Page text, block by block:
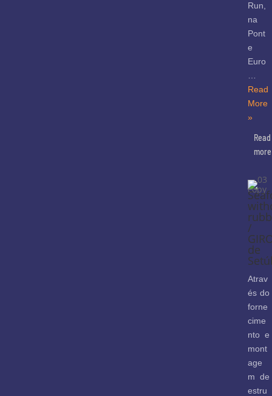
Run,
na
Pont
e
Euro
Read
More
»
Read
more
/
de
Atrav
és do
forne
cime
nto e
mont
age
m de
estru